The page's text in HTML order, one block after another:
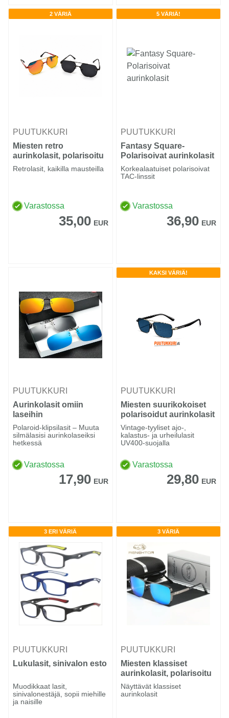
2 VÄRIÄ
PUUTUKKURI
Miesten retro
aurinkolasit, polarisoitu
Retrolasit, kaikilla mausteilla
Varastossa
35,00 EUR
5 VÄRIÄ!
PUUTUKKURI
Fantasy Square-
Polarisoivat aurinkolasit
Korkealaatuiset polarisoivat
TAC-linssit
Varastossa
36,90 EUR
PUUTUKKURI
Aurinkolasit omiin
laseihin
Polaroid-klipsilasit – Muuta
silmälasisi aurinkolaseiksi
hetkessä
Varastossa
17,90 EUR
KAKSI VÄRIÄ!
PUUTUKKURI
Miesten suurikokoiset
polarisoidut aurinkolasit
Vintage-tyyliset ajo-,
kalastus- ja urheilulasit
UV400-suojalla
Varastossa
29,80 EUR
3 ERI VÄRIÄ
PUUTUKKURI
Lukulasit, sinivalon esto
Muodikkaat lasit,
sinivalonestäjä, sopii miehille
ja naisille
3 VÄRIÄ
PUUTUKKURI
Miesten klassiset
aurinkolasit, polarisoitu
Näyttävät klassiset
aurinkolasit